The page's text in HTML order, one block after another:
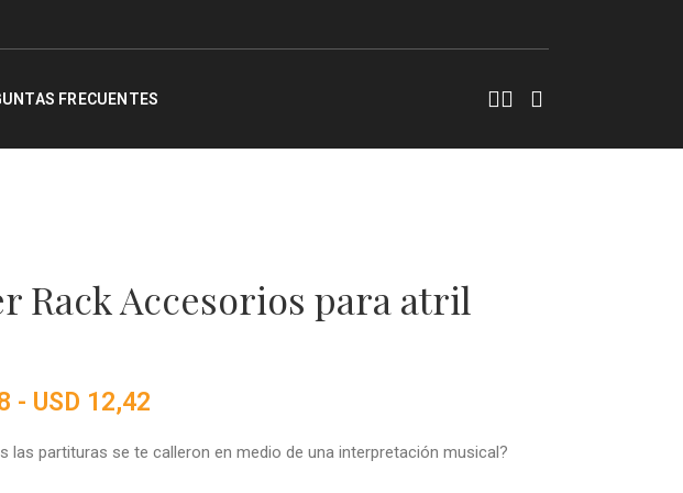
FRECUENTES
Rack Accesorios para atril
- USD 12,42
las partituras se te calleron en medio de una interpretación musical?